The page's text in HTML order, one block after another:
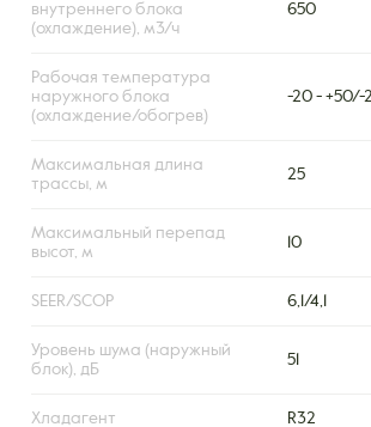
внутреннего блока
(охлаждение), м3/ч
650
Рабочая температура
наружного блока
(охлаждение/обогрев)
-20 - +50/-
Максимальная длина
трассы, м
25
Максимальный перепад
высот, м
10
SEER/SCOP 6,1/4,1
Уровень шума (наружный
блок), дБ
51
Хладагент R32